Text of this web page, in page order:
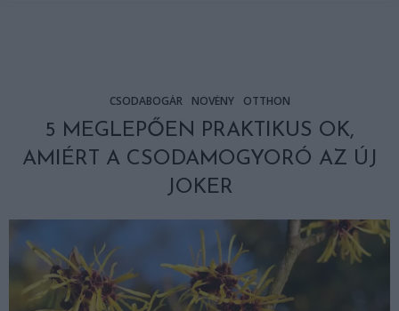
CSODABOGÁR NÖVÉNY OTTHON
5 MEGLEPŐEN PRAKTIKUS OK,
AMIÉRT A CSODAMOGYORÓ AZ ÚJ
JOKER